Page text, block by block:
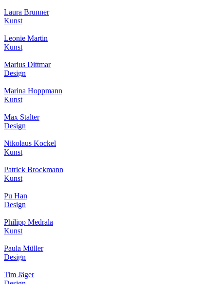
Laura Brunner
Kunst
Leonie Martin
Kunst
Marius Dittmar
Design
Marina Hoppmann
Kunst
Max Stalter
Design
Nikolaus Kockel
Kunst
Patrick Brockmann
Kunst
Pu Han
Design
Philipp Medrala
Kunst
Paula Müller
Design
Tim Jäger